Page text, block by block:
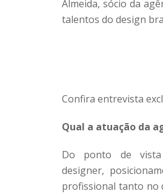
Almeida, sócio da
talentos do design
Confira entrevista
Qual a atuação da
Do ponto de vista
designer,
profissional tanto no